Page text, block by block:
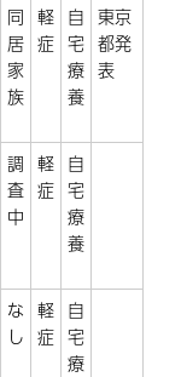
同
居
家
族
軽
症
自
宅
療
養
東京
都発
表
調
査
中
軽
症
自
宅
療
養
な
し
軽
症
自
宅
療